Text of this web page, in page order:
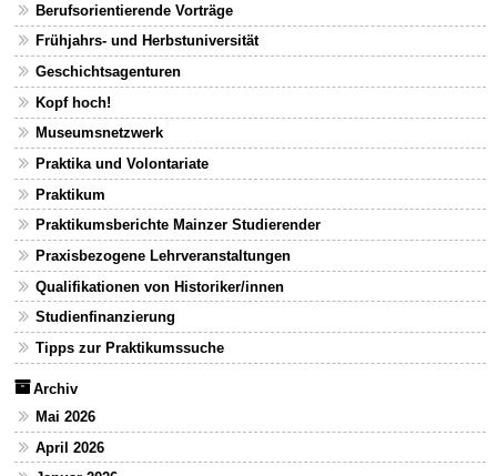
Berufsorientierende Vorträge
Frühjahrs- und Herbstuniversität
Geschichtsagenturen
Kopf hoch!
Museumsnetzwerk
Praktika und Volontariate
Praktikum
Praktikumsberichte Mainzer Studierender
Praxisbezogene Lehrveranstaltungen
Qualifikationen von Historiker/innen
Studienfinanzierung
Tipps zur Praktikumssuche
Archiv
Mai 2026
April 2026